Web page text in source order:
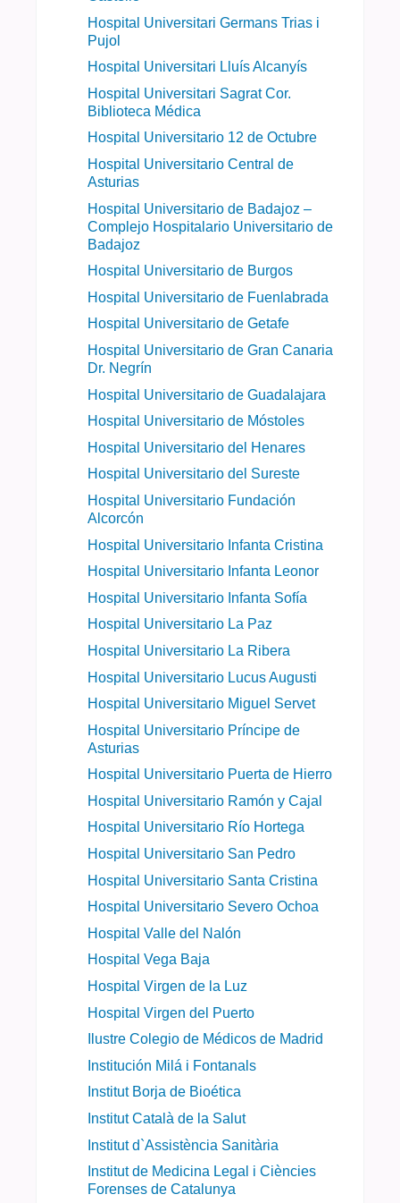
Hospital Universitari Germans Trias i
Pujol
Hospital Universitari Lluís Alcanyís
Hospital Universitari Sagrat Cor.
Biblioteca Médica
Hospital Universitario 12 de Octubre
Hospital Universitario Central de
Asturias
Hospital Universitario de Badajoz –
Complejo Hospitalario Universitario de
Badajoz
Hospital Universitario de Burgos
Hospital Universitario de Fuenlabrada
Hospital Universitario de Getafe
Hospital Universitario de Gran Canaria
Dr. Negrín
Hospital Universitario de Guadalajara
Hospital Universitario de Móstoles
Hospital Universitario del Henares
Hospital Universitario del Sureste
Hospital Universitario Fundación
Alcorcón
Hospital Universitario Infanta Cristina
Hospital Universitario Infanta Leonor
Hospital Universitario Infanta Sofía
Hospital Universitario La Paz
Hospital Universitario La Ribera
Hospital Universitario Lucus Augusti
Hospital Universitario Miguel Servet
Hospital Universitario Príncipe de
Asturias
Hospital Universitario Puerta de Hierro
Hospital Universitario Ramón y Cajal
Hospital Universitario Río Hortega
Hospital Universitario San Pedro
Hospital Universitario Santa Cristina
Hospital Universitario Severo Ochoa
Hospital Valle del Nalón
Hospital Vega Baja
Hospital Virgen de la Luz
Hospital Virgen del Puerto
Ilustre Colegio de Médicos de Madrid
Institución Milá i Fontanals
Institut Borja de Bioética
Institut Català de la Salut
Institut d`Assistència Sanitària
Institut de Medicina Legal i Ciències
Forenses de Catalunya